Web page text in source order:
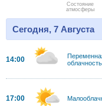
Состояние
атмосферы
Сегодня, 7 Августа
14:00
облачность
17:00